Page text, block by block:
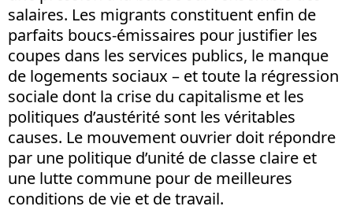
salaires. Les migrants constituent enfin de
parfaits boucs-émissaires pour justifier les
coupes dans les services publics, le manque
de logements sociaux – et toute la régression
sociale dont la crise du capitalisme et les
politiques d’austérité sont les véritables
causes. Le mouvement ouvrier doit répondre
par une politique d’unité de classe claire et
une lutte commune pour de meilleures
conditions de vie et de travail.